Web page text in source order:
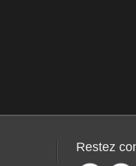
Restez